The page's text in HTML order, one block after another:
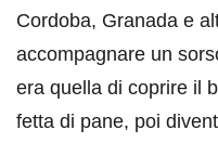
Cordoba, Granada e
accompagnare un
era quella di coprire il
fetta di pane, poi